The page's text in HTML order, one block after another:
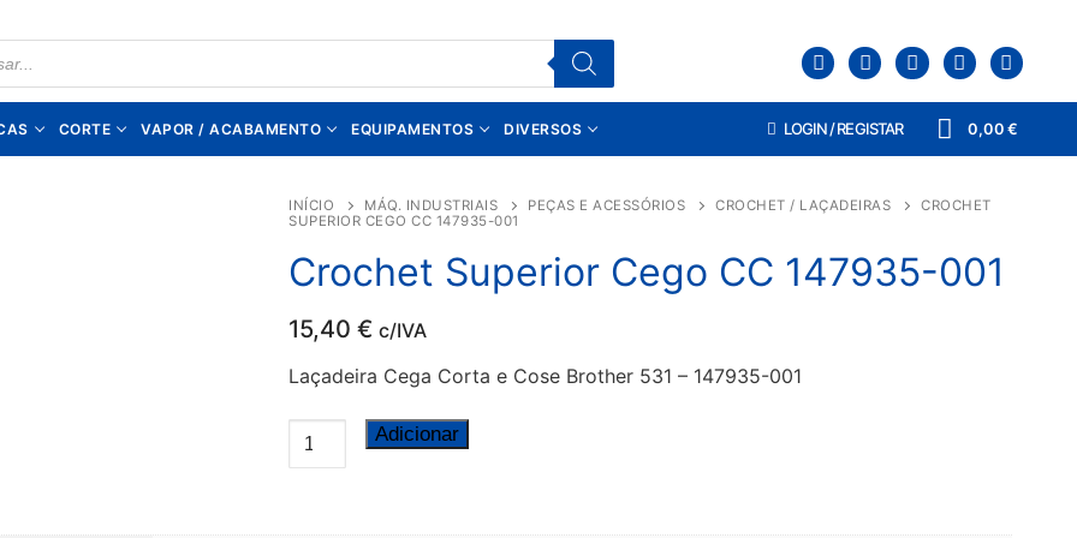
CORTE VAPOR / ACABAMENTO EQUIPAMENTOS DIVERSOS LOGIN / REGISTAR 0,00€
INÍCIO MÁQ. INDUSTRIAIS PEÇAS E ACESSÓRIOS CROCHET / LAÇADEIRAS
CROCHET
SUPERIOR CEGO CC 147935-001
Crochet Superior Cego CC 147935-001
15,40 € c/IVA
Laçadeira Cega Corta e Cose Brother 531 – 147935-001
Quantidade
de
Adicionar